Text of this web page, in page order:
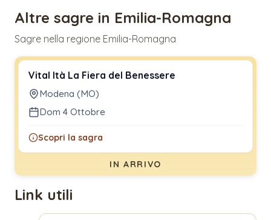
Altre sagre in Emilia-Romagna
Sagre nella regione Emilia-Romagna
Vital Ità La Fiera del Benessere
Modena (MO)
Dom 4 Ottobre
Scopri la sagra
IN ARRIVO
Link utili